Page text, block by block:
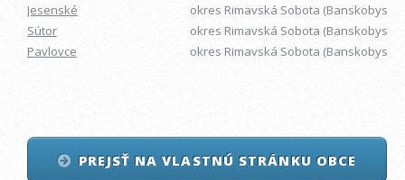
Jesenské
okres Rimavská Sobota
Sútor
okres Rimavská Sobota
Pavlovce
okres Rimavská Sobota
PREJSŤ NA VLASTNÚ STRÁNKU OBCE